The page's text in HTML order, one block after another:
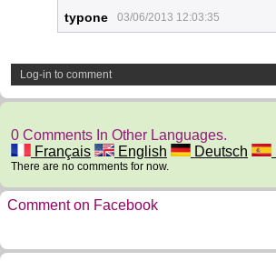
typone 03/06/2013 12:03:35
Log-in to comment
0 Comments In Other Languages.
Français
English Deutsch
There are no comments for now.
Comment on Facebook